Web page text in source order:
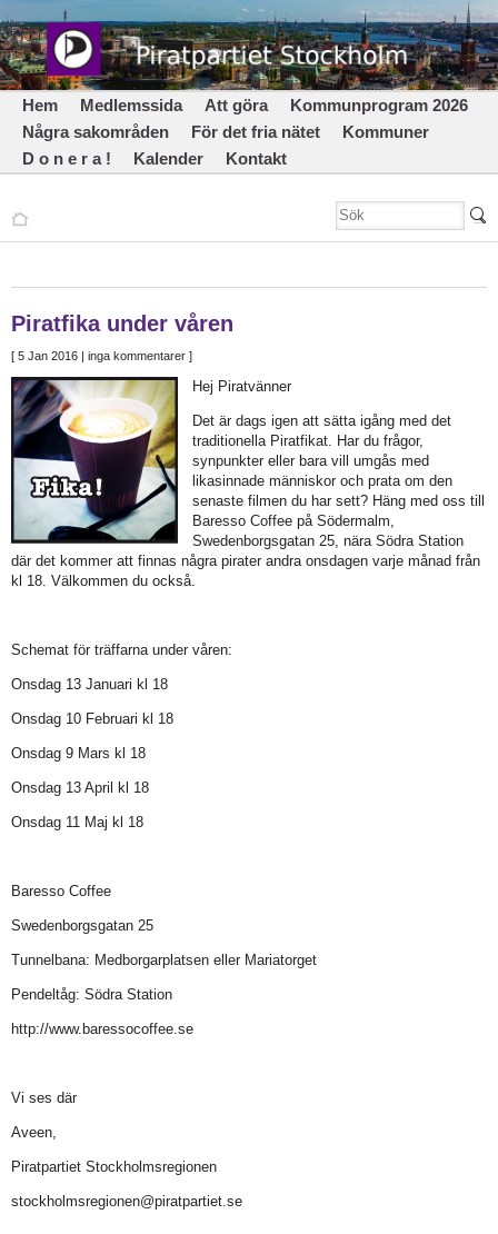
Hem Medlemssida Att göra
Kommunprogram 2026
Några sakområden
För det fria nätet
Kommuner
D o n e r a !
Kalender Kontakt
Piratfika under våren
[ 5 Jan 2016 | inga kommentarer ]
Hej Piratvänner
Det är dags igen att sätta igång med det
traditionella Piratfikat. Har du frågor,
synpunkter eller bara vill umgås med
likasinnade människor och prata om den
senaste filmen du har sett? Häng med oss till
Baresso Coffee på Södermalm,
Swedenborgsgatan 25, nära Södra Station
där det kommer att finnas några pirater andra onsdagen varje månad från
kl 18. Välkommen du också.
Schemat för träffarna under våren:
Onsdag 13 Januari kl 18
Onsdag 10 Februari kl 18
Onsdag 9 Mars kl 18
Onsdag 13 April kl 18
Onsdag 11 Maj kl 18
Baresso Coffee
Swedenborgsgatan 25
Tunnelbana: Medborgarplatsen eller Mariatorget
Pendeltåg: Södra Station
http://www.baressocoffee.se
Vi ses där
Aveen,
Piratpartiet Stockholmsregionen
stockholmsregionen@piratpartiet.se